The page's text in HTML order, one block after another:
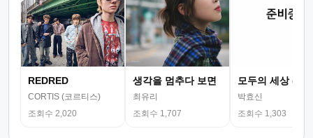
REDRED
CORTIS (코르티스)
조회수 2,020
생각을 멈추다 보면
최유리
조회수 1,707
모두의 세상 (뮤
박효신
조회수 1,303